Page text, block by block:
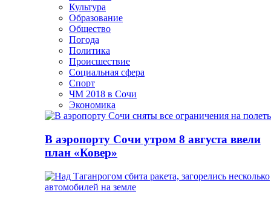
Культура
Образование
Общество
Погода
Политика
Происшествие
Социальная сфера
Спорт
ЧМ 2018 в Сочи
Экономика
В аэропорту Сочи утром 8 августа ввели
план «Ковер»